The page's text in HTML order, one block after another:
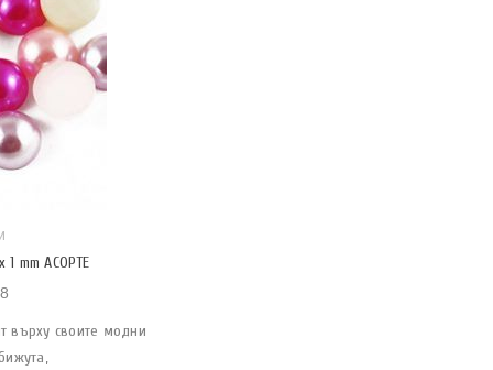
1 mm АСОРТЕ
върху своите модни